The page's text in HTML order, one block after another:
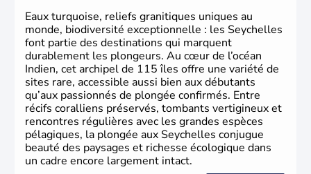
Eaux turquoise, reliefs granitiques uniques au
monde, biodiversité exceptionnelle : les Seychelles
font partie des destinations qui marquent
durablement les plongeurs. Au cœur de l’océan
Indien, cet archipel de 115 îles offre une variété de
sites rare, accessible aussi bien aux débutants
qu’aux passionnés de plongée confirmés. Entre
récifs coralliens préservés, tombants vertigineux et
rencontres régulières avec les grandes espèces
pélagiques, la plongée aux Seychelles conjugue
beauté des paysages et richesse écologique dans
un cadre encore largement intact.